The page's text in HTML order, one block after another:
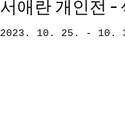
서애란 개인전 -
2023. 10.